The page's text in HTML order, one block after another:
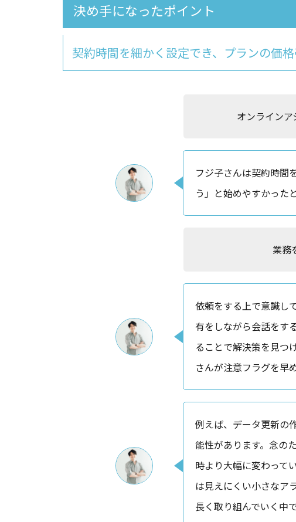
決め手になったポイント
契約時間を細かく設定でき、プランの価
オンライン
フジ子さんは契約時間
う」と始めやすかった
業務
依頼をする上で意識し
有をしながら会話をす
ることで解決策を見つ
さんが注意フラグを早
例えば、データ更新の
能性があります。念の
時より大幅に変わって
は見えにくい小さなア
長く取り組んでいく中